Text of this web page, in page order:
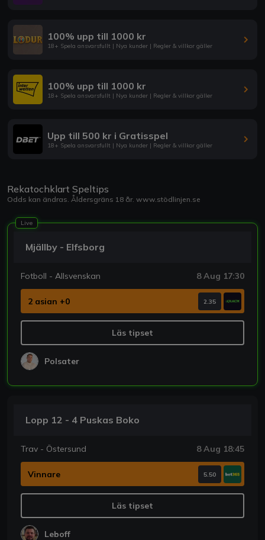
100% upp till 1000 kr
18+ Spela ansvarsfullt | Nya kunder | Regler & villkor gäller
100% upp till 1000 kr
18+ Spela ansvarsfullt | Nya kunder | Regler & villkor gäller
Upp till 500 kr i Gratisspel
18+ Spela ansvarsfullt | Nya kunder | Regler & villkor gäller
Rekatochklart Speltips
Odds kan ändras. Åldersgräns 18 år. www.stödlinjen.se
Live
Mjällby - Elfsborg
Fotboll - Allsvenskan 8 Aug 17:30
2 asian +0 2.35
Läs tipset
Polsater
Lopp 12 - 4 Puskas Boko
Trav - Östersund 8 Aug 18:45
Vinnare 5.50
Läs tipset
Leboff